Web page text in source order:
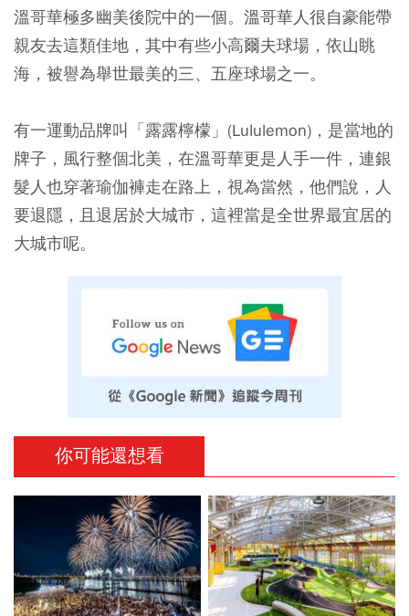
溫哥華極多幽美後院中的一個。溫哥華人很自豪能帶
親友去這類佳地，其中有些小高爾夫球場，依山眺
海，被譽為舉世最美的三、五座球場之一。
有一運動品牌叫「露露檸檬」(Lululemon)，是當地的
牌子，風行整個北美，在溫哥華更是人手一件，連銀
髮人也穿著瑜伽褲走在路上，視為當然，他們說，人
要退隱，且退居於大城市，這裡當是全世界最宜居的
大城市呢。
你可能還想看